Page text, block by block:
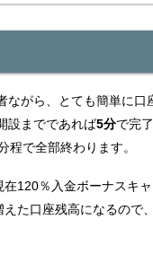
ながら、とても簡単に口
設までであれば5分で完
程で全部終わります。
120％入金ボーナスキ
た口座残高になるので